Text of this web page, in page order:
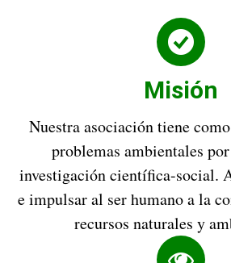
Misión
Nuestra asociación tiene
problemas ambientales
investigación científica-social.
e impulsar al ser humano a la
recursos naturales y